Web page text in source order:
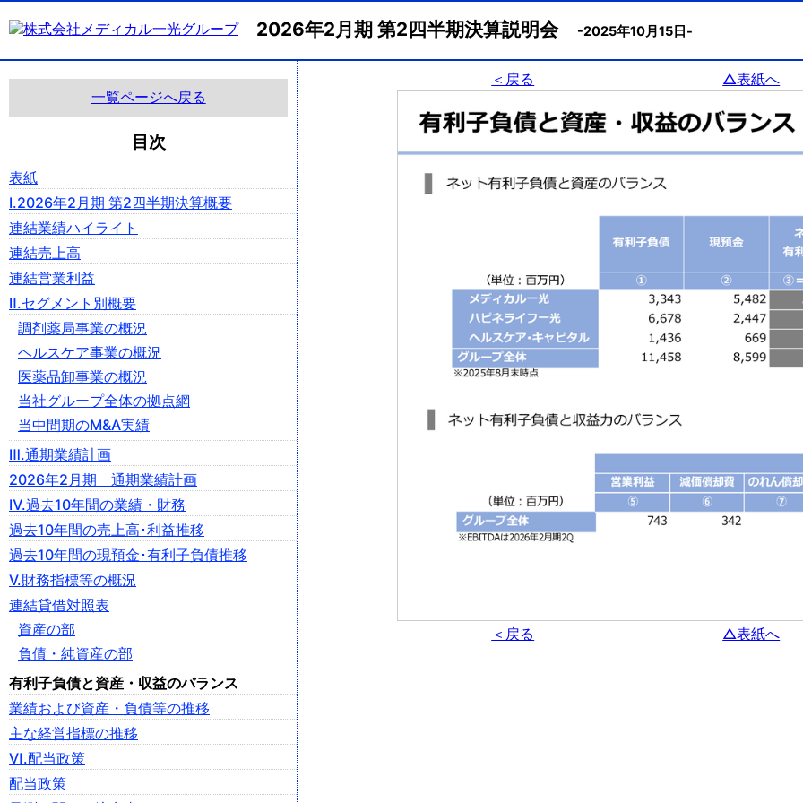
2026年2月期 第2四半期決算説明会 -2025年10月15日-
一覧ページへ戻る
目次
表紙
Ⅰ.2026年2月期 第2四半期決算概要
連結業績ハイライト
連結売上高
連結営業利益
Ⅱ.セグメント別概要
調剤薬局事業の概況
ヘルスケア事業の概況
医薬品卸事業の概況
当社グループ全体の拠点網
当中間期のM&A実績
Ⅲ.通期業績計画
2026年2月期 通期業績計画
Ⅳ.過去10年間の業績・財務
過去10年間の売上高･利益推移
過去10年間の現預金･有利子負債推移
Ⅴ.財務指標等の概況
連結貸借対照表
資産の部
負債・純資産の部
有利子負債と資産・収益のバランス
業績および資産・負債等の推移
主な経営指標の推移
Ⅵ.配当政策
配当政策
＜戻る △表紙へ
＜戻る △表紙へ